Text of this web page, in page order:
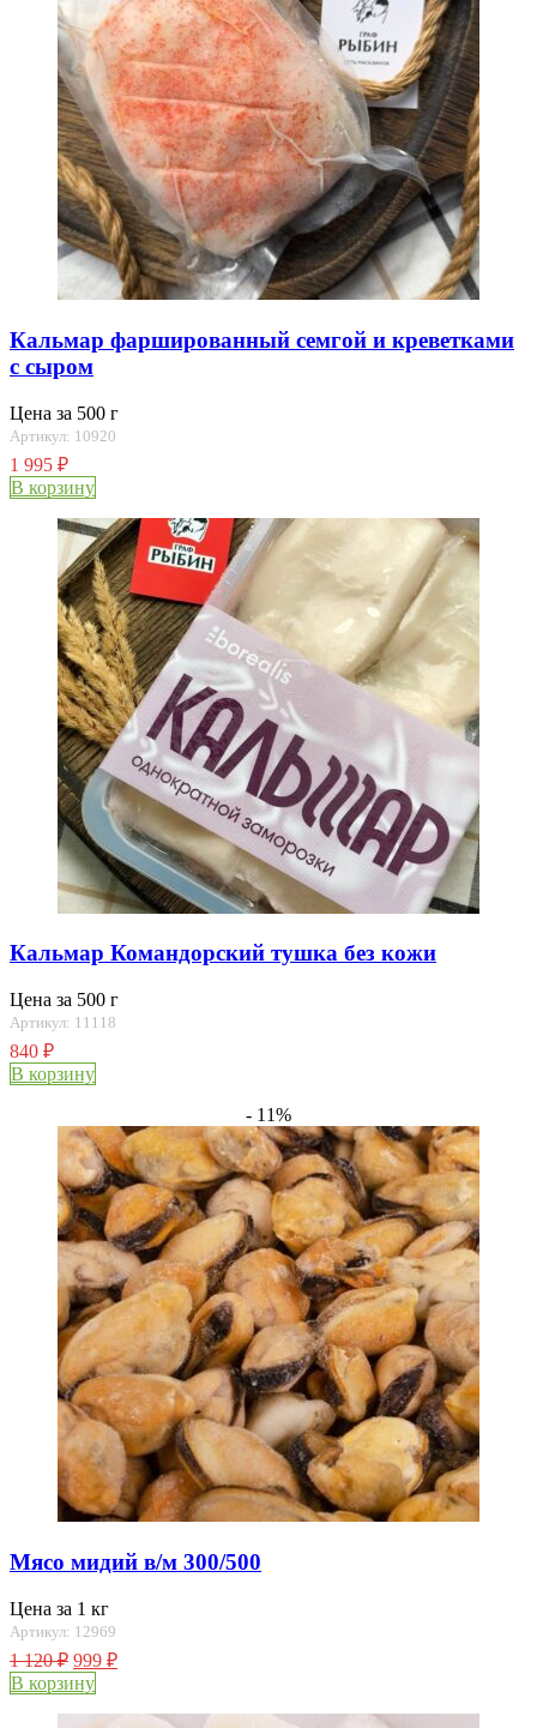
Кальмар фаршированный семгой и креветками
с сыром
Цена за 500 г
Артикул: 10920
1 995 ₽
В корзину
Кальмар Командорский тушка без кожи
Цена за 500 г
Артикул: 11118
840 ₽
В корзину
- 11%
Мясо мидий в/м 300/500
Цена за 1 кг
Артикул: 12969
1 120₽ 999 ₽
В корзину